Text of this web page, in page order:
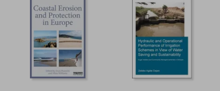
5%
dcto. 311,04 €
5%
dcto.